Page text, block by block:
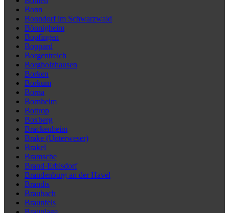
Bonn
Bonndorf im Schwarzwald
Bönnigheim
Bopfingen
Boppard
Borgentreich
Borgholzhausen
Borken
Borkum
Borna
Bornheim
Bottrop
Boxberg
Brackenheim
Brake (Unterweser)
Brakel
Bramsche
Brand-Erbisdorf
Brandenburg an der Havel
Brandis
Braubach
Braunfels